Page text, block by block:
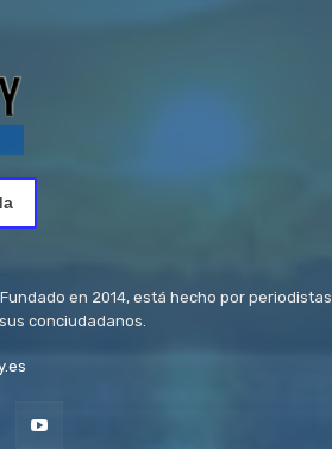
en 2014, está hecho por periodistas
conciudadanos.